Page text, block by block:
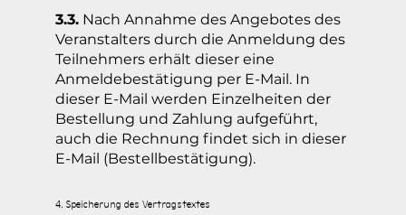
3.3. Nach Annahme des Angebotes des
Veranstalters durch die Anmeldung des
Teilnehmers erhält dieser eine
Anmeldebestätigung per E-Mail. In
dieser E-Mail werden Einzelheiten der
Bestellung und Zahlung aufgeführt,
auch die Rechnung findet sich in dieser
E-Mail (Bestellbestätigung).
4. Speicherung des Vertragstextes